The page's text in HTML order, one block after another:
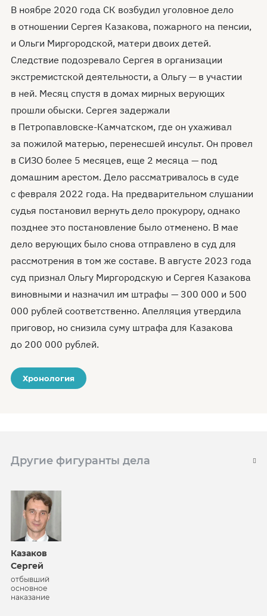
В ноябре 2020 года СК возбудил уголовное дело
в отношении Сергея Казакова, пожарного на пенсии,
и Ольги Миргородской, матери двоих детей.
Следствие подозревало Сергея в организации
экстремистской деятельности, а Ольгу — в участии
в ней. Месяц спустя в домах мирных верующих
прошли обыски. Сергея задержали
в Петропавловске-Камчатском, где он ухаживал
за пожилой матерью, перенесшей инсульт. Он провел
в СИЗО более 5 месяцев, еще 2 месяца — под
домашним арестом. Дело рассматривалось в суде
с февраля 2022 года. На предварительном слушании
судья постановил вернуть дело прокурору, однако
позднее это постановление было отменено. В мае
дело верующих было снова отправлено в суд для
рассмотрения в том же составе. В августе 2023 года
суд признал Ольгу Миргородскую и Сергея Казакова
виновными и назначил им штрафы — 300 000 и 500
000 рублей соответственно. Апелляция утвердила
приговор, но снизила суму штрафа для Казакова
до 200 000 рублей.
Хронология
Другие фигуранты дела
Казаков
Сергей
отбывший
основное
наказание